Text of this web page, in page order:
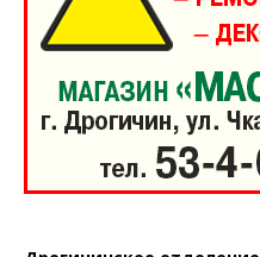
Редакция
Наша гісторыя
Контакты
Правила использования